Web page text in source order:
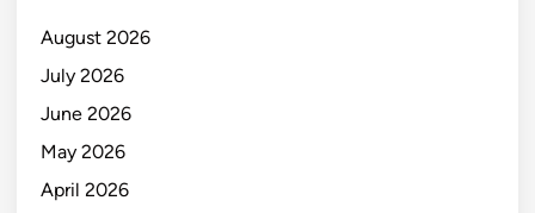
August 2026
July 2026
June 2026
May 2026
April 2026